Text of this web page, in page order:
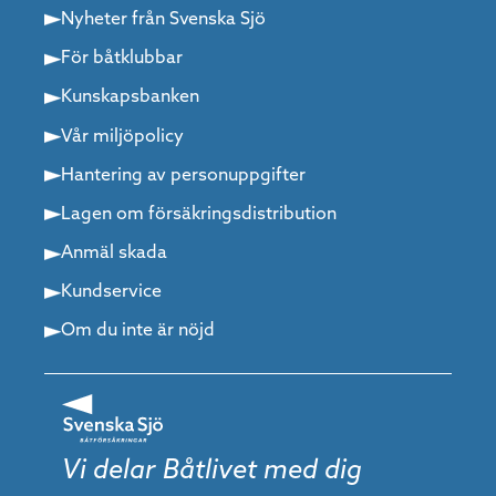
Nyheter från Svenska Sjö
För båtklubbar
Kunskapsbanken
Vår miljöpolicy
Hantering av personuppgifter
Lagen om försäkringsdistribution
Anmäl skada
Kundservice
Om du inte är nöjd
Vi delar Båtlivet med dig